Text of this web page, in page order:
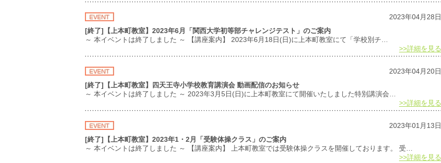
2023年04月28日
[終了]【上本町教室】2023年6月「関西大学初等部チャレンジテスト」のご案内
～ 本イベントは終了しました ～ 【講座案内】 2023年6月18日(日)に上本町教室にて「学校別チ…
>>詳細を見る
2023年04月20日
[終了]【上本町教室】四天王寺小学校教育講演会 動画配信のお知らせ
～ 本イベントは終了しました ～ 2023年3月5日(日)に上本町教室にて開催いたしました特別講演会…
>>詳細を見る
2023年01月13日
[終了]【上本町教室】2023年1・2月「受験体操クラス」のご案内
～ 本イベントは終了しました ～ 【講座案内】 上本町教室では受験体操クラスを開催しております。 受…
>>詳細を見る